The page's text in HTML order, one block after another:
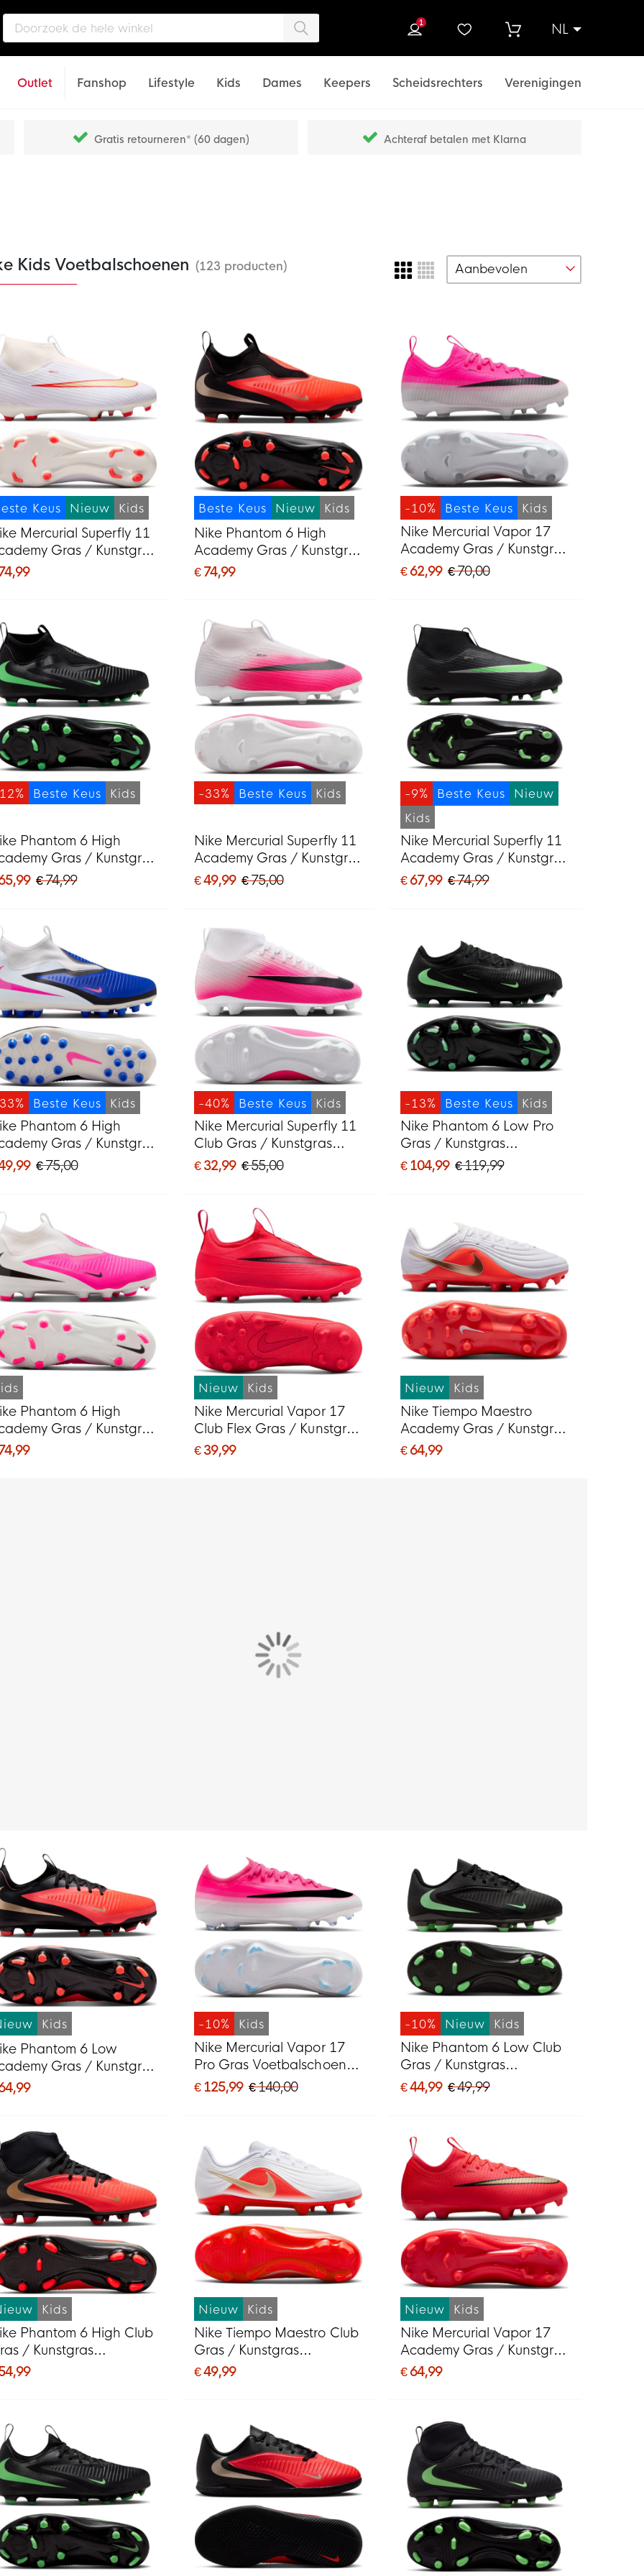
NL
1
Outlet Fanshop Lifestyle Kids Dames Keepers Scheidsrechters Verenigingen
Gratis retourneren* (60 dagen) Achteraf betalen met Klarna
Kids Voetbalschoenen (123 producten)
Keus Nieuw Kids
Mercurial Superfly 11
Gras / Kunstgras
(MG)
Beste Keus Nieuw Kids
Nike Phantom 6 High
Academy Gras / Kunstgras
Voetbalschoenen (MG)
€ 74,99
Beste Keus
-10% Kids
Nike Mercurial Vapor 17
Academy Gras / Kunstgras
Voetbalschoenen (MG)
Kids Felroze Wit Zwart
€ 62,99 € 70,00
Beste Keus Kids
Phantom 6 High
Gras / Kunstgras
(MG)
Zwart Felgroen
€ 74,99
Beste Keus
-33% Kids
Nike Mercurial Superfly 11
Academy Gras / Kunstgras
Voetbalschoenen (MG)
Kids Felroze Wit Zwart
€ 49,99 € 75,00
Beste Keus
-9%
Nieuw
Kids
Nike Mercurial Superfly 11
Academy Gras / Kunstgras
Voetbalschoenen (MG)
Kids Zwart Felgroen
€ 67,99 € 74,99
Beste Keus Kids
Phantom 6 High
Gras / Kunstgras
(MG)
Blauw Wit Felroze
€ 75,00
Beste Keus
-40% Kids
Nike Mercurial Superfly 11
Club Gras / Kunstgras
Voetbalschoenen (MG)
Kids Felroze Wit Zwart
€ 32,99 € 55,00
Beste Keus
-13% Kids
Nike Phantom 6 Low Pro
Gras / Kunstgras
Voetbalschoenen (MG)
Kids Zwart Felgroen
€ 104,99 € 119,99
Phantom 6 High
Gras / Kunstgras
(MG)
Nieuw Kids
Nike Mercurial Vapor 17
Club Flex Gras / Kunstgras
Voetbalschoenen (MG)
€ 39,99
Nieuw Kids
Nike Tiempo Maestro
Academy Gras / Kunstgras
Voetbalschoenen (MG)
€ 64,99
Kids
Phantom 6 Low
Gras / Kunstgras
(MG)
-10% Kids
Nike Mercurial Vapor 17
Pro Gras Voetbalschoenen
(FG) Kids Felroze Wit
€ 125,99 € 140,00
-10% Nieuw Kids
Nike Phantom 6 Low Club
Gras / Kunstgras
Voetbalschoenen (MG)
Kids Zwart Felgroen
€ 44,99 € 49,99
Kids
Phantom 6 High Club
/ Kunstgras
(MG)
Nieuw Kids
Nike Tiempo Maestro Club
Gras / Kunstgras
Voetbalschoenen (MG)
€ 49,99
Nieuw Kids
Nike Mercurial Vapor 17
Academy Gras / Kunstgras
Voetbalschoenen (MG)
€ 64,99